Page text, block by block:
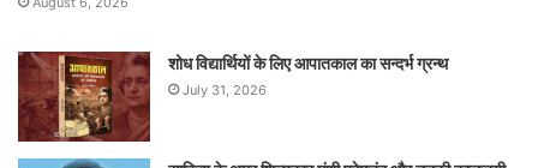
शोध विद्यार्थियों के लिए आपातकाल का सन्दर्भ ग्रन्थ
July 31, 2026